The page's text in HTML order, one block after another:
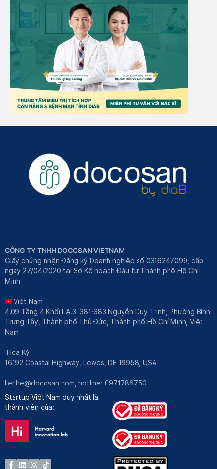
CÔNG TY TNHH DOCOSAN VIETNAM
Giấy chứng nhận Đăng ký Doanh nghiệp số 0316247099, cấp
ngày 27/04/2020 tại Sở Kế hoạch Đầu tư Thành phố Hồ Chí
Minh
Việt Nam
4.09 Tầng 4 Khối LA.3, 381-383 Nguyễn Duy Trinh, Phường Bình
Trưng Tây, Thành phố Thủ Đức, Thành phố Hồ Chí Minh, Việt
Nam
Hoa Kỳ
16192 Coastal Highway, Lewes, DE 19958, USA
lienhe@docosan.com , hotline: 0971786750
Startup Việt Nam duy nhất là
thành viên của: